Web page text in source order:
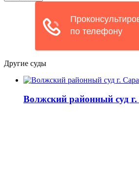
Другие суды
Волжский районный суд г.